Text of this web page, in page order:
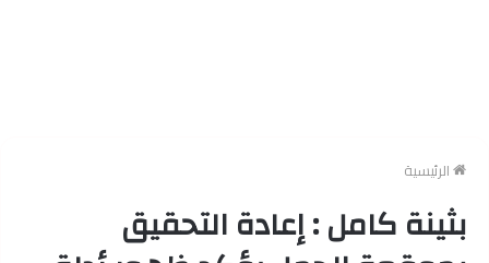
الرئيسية
بثينة كامل : إعادة التحقيق